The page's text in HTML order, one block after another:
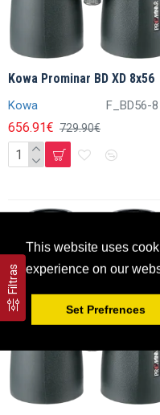
This website uses
experience on our
Set Prefrences
Kowa F_BD56-8
Kowa Prominar BD XD 8x56
656.91€ 729.90€
Filtras